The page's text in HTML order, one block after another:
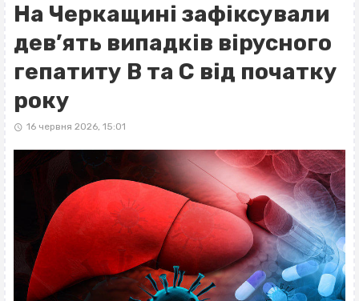
На Черкащині зафіксували
дев’ять випадків вірусного
гепатиту В та С від початку
року
16 червня 2026, 15:01